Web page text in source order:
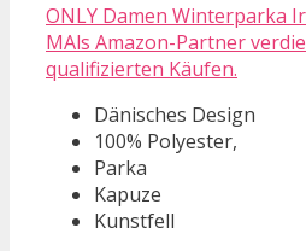
ONLY Damen Winterparka
MAls Amazon-Partner
qualifizierten Käufen.
Dänisches Design
100% Polyester,
Parka
Kapuze
Kunstfell